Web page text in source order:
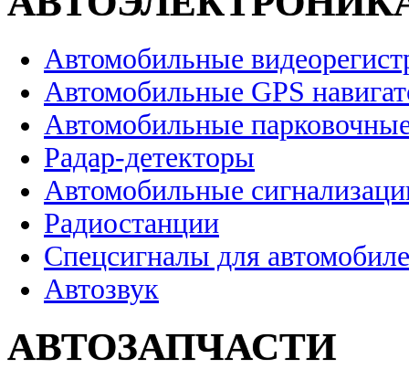
Автомобильные
Автомобильные GPS
Автомобильные
Радар-детекторы
Автомобильные
Радиостанции
Спецсигналы для
Автозвук
АВТОЗАПЧАСТИ